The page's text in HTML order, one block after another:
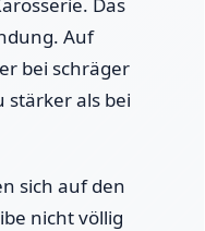
Auf
bei schräger
stärker als bei
sich auf den
nicht völlig